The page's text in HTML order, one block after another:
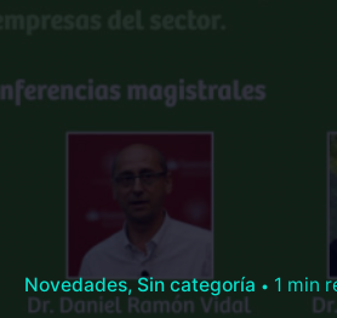
Novedades Sin categoría 1 min